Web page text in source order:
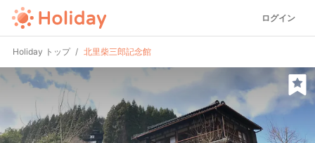
ログイン
Holiday トップ 北里柴三郎記念館